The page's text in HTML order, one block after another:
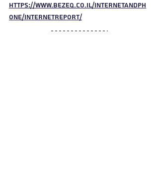
https://www.bezeq.co.il/internetandph
one/internetreport/